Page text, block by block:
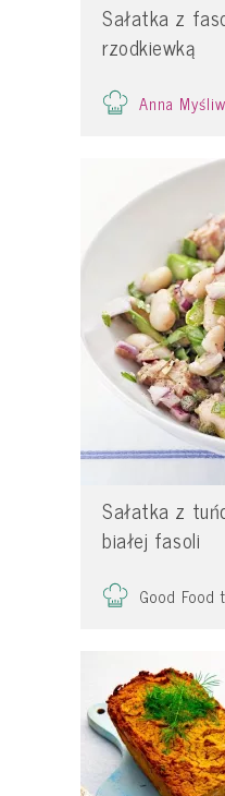
Sałatka z
rzodkiewką
Anna
Sałatka z
białej fasoli
Good Food